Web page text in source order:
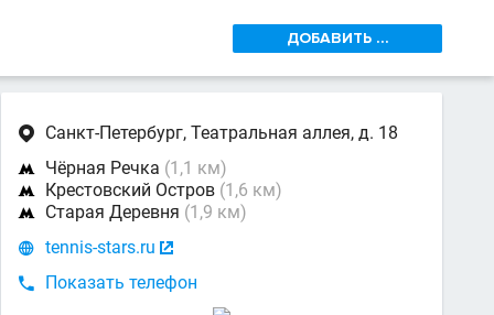
ДОБАВИТЬ ...
 Санкт-Петербург, Театральная аллея, д. 18
 Чёрная Речка (1,1 км)
 Крестовский Остров (1,6 км)
 Старая Деревня (1,9 км)
 tennis-stars.ru 

Показать телефон